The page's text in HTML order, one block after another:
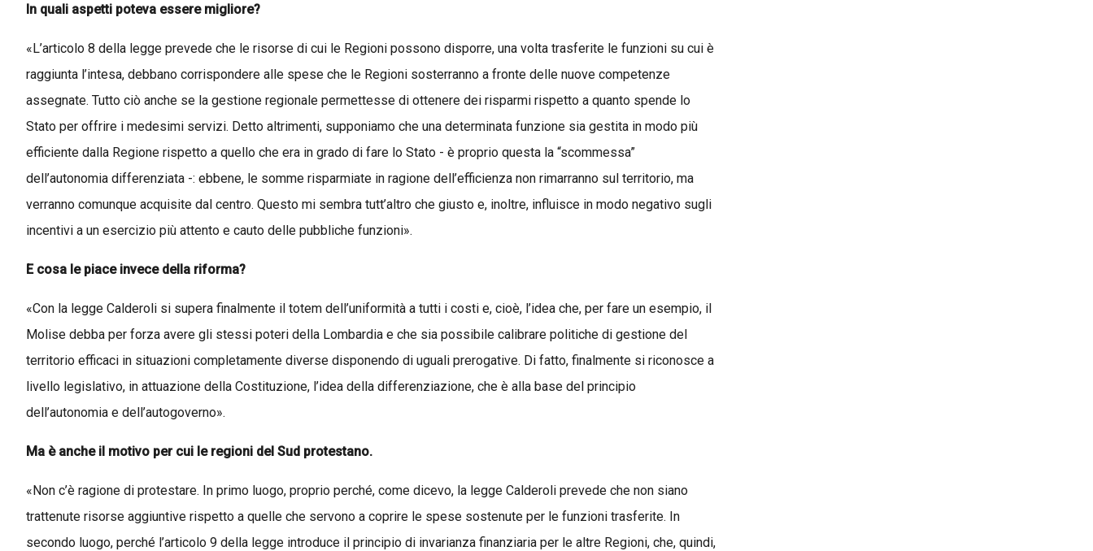
In quali aspetti poteva essere migliore?
«L’articolo 8 della legge prevede che le risorse di cui le Regioni possono disporre, una volta trasferite le funzioni su cui è
raggiunta l’intesa, debbano corrispondere alle spese che le Regioni sosterranno a fronte delle nuove competenze
assegnate. Tutto ciò anche se la gestione regionale permettesse di ottenere dei risparmi rispetto a quanto spende lo
Stato per offrire i medesimi servizi. Detto altrimenti, supponiamo che una determinata funzione sia gestita in modo più
efficiente dalla Regione rispetto a quello che era in grado di fare lo Stato - è proprio questa la “scommessa”
dell’autonomia differenziata -: ebbene, le somme risparmiate in ragione dell’efficienza non rimarranno sul territorio, ma
verranno comunque acquisite dal centro. Questo mi sembra tutt’altro che giusto e, inoltre, influisce in modo negativo sugli
incentivi a un esercizio più attento e cauto delle pubbliche funzioni».
E cosa le piace invece della riforma?
«Con la legge Calderoli si supera finalmente il totem dell’uniformità a tutti i costi e, cioè, l’idea che, per fare un esempio, il
Molise debba per forza avere gli stessi poteri della Lombardia e che sia possibile calibrare politiche di gestione del
territorio efficaci in situazioni completamente diverse disponendo di uguali prerogative. Di fatto, finalmente si riconosce a
livello legislativo, in attuazione della Costituzione, l’idea della differenziazione, che è alla base del principio
dell’autonomia e dell’autogoverno».
Ma è anche il motivo per cui le regioni del Sud protestano.
«Non c’è ragione di protestare. In primo luogo, proprio perché, come dicevo, la legge Calderoli prevede che non siano
trattenute risorse aggiuntive rispetto a quelle che servono a coprire le spese sostenute per le funzioni trasferite. In
secondo luogo, perché l’articolo 9 della legge introduce il principio di invarianza finanziaria per le altre Regioni, che, quindi,